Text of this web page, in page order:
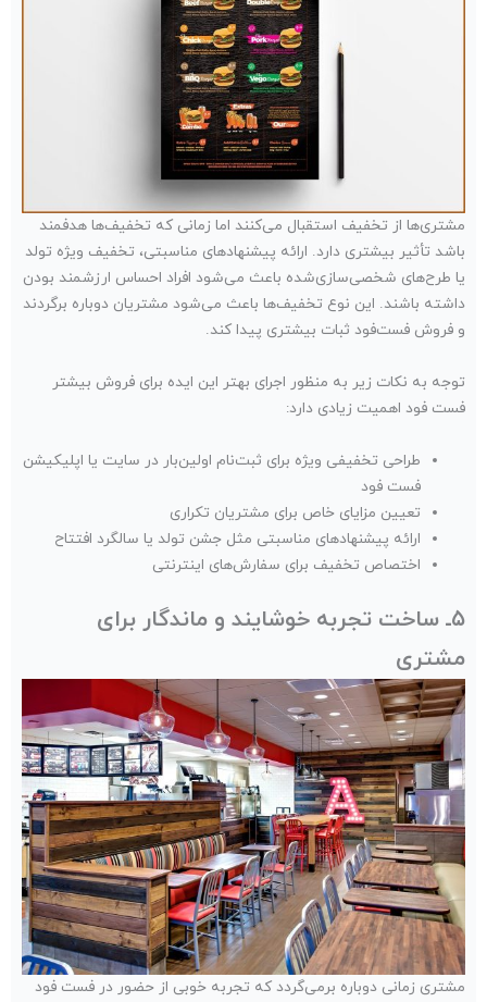
مشتری‌ها از تخفیف استقبال می‌کنند اما زمانی که تخفیف‌ها هدفمند
باشد تأثیر بیشتری دارد. ارائه پیشنهادهای مناسبتی، تخفیف ویژه تولد
یا طرح‌های شخصی‌سازی‌شده باعث می‌شود افراد احساس ارزشمند بودن
داشته باشند. این نوع تخفیف‌ها باعث می‌شود مشتریان دوباره برگردند
و فروش فست‌فود ثبات بیشتری پیدا کند.
توجه به نکات زیر به منظور اجرای بهتر این ایده برای فروش بیشتر
فست فود اهمیت زیادی دارد:
طراحی تخفیفی ویژه برای ثبت‌نام اولین‌بار در سایت یا اپلیکیشن
فست فود
تعیین مزایای خاص برای مشتریان تکراری
ارائه پیشنهادهای مناسبتی مثل جشن تولد یا سالگرد افتتاح
اختصاص تخفیف برای سفارش‌های اینترنتی
۵ـ ساخت تجربه خوشایند و ماندگار برای
مشتری
مشتری زمانی دوباره برمی‌گردد که تجربه‌ خوبی از حضور در فست فود